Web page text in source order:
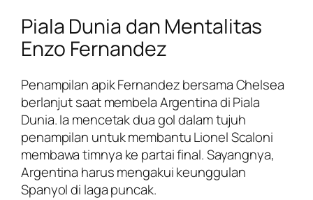
Piala Dunia dan Mentalitas
Enzo Fernandez
Penampilan apik Fernandez bersama Chelsea
berlanjut saat membela Argentina di Piala
Dunia. Ia mencetak dua gol dalam tujuh
penampilan untuk membantu Lionel Scaloni
membawa timnya ke partai final. Sayangnya,
Argentina harus mengakui keunggulan
Spanyol di laga puncak.